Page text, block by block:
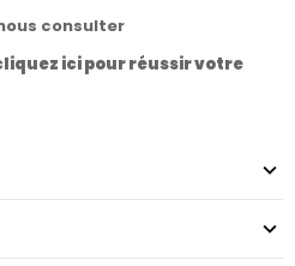
consulter
ici pour réussir votre